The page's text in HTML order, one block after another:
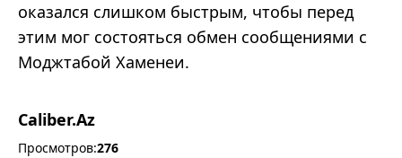
оказался слишком быстрым, чтобы перед
этим мог состояться обмен сообщениями с
Моджтабой Хаменеи.
Caliber.Az
Просмотров:276